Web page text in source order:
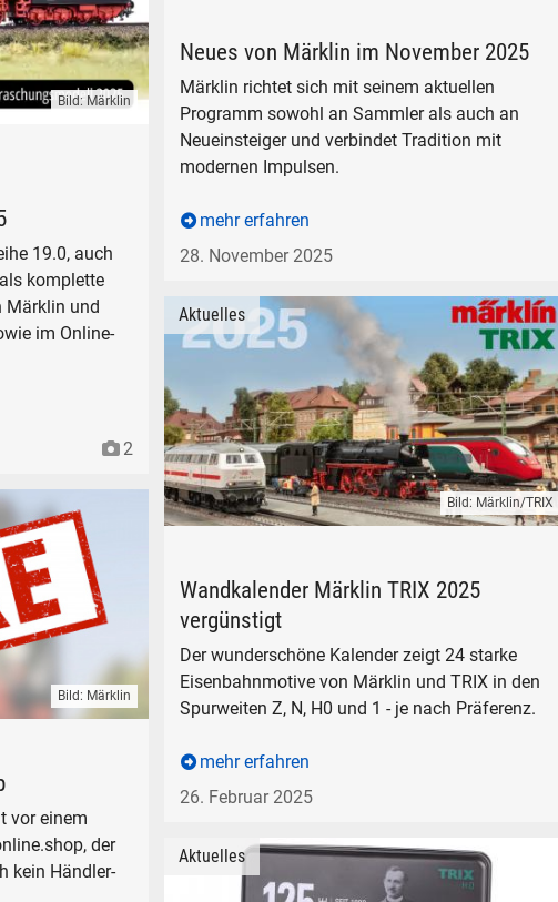
Dampflokomotive Sachsenstolz H0 1:87 BR 19 TRIX
Bild: Märklin
19.0, auch
komplette
Märklin und
im Online-
2
Bild: Märklin
vor einem
der
kein Händler-
Neues von Märklin im November 2025
Märklin richtet sich mit seinem aktuellen
Programm sowohl an Sammler als auch an
Neueinsteiger und verbindet Tradition mit
modernen Impulsen.
mehr erfahren
28. November 2025
Bild: Märklin/TRIX
Wandkalender Märklin TRIX 2025
vergünstigt
Der wunderschöne Kalender zeigt 24 starke
Eisenbahnmotive von Märklin und TRIX in den
Spurweiten Z, N, H0 und 1 - je nach Präferenz.
mehr erfahren
26. Februar 2025
Aktuelles
Aktuelles